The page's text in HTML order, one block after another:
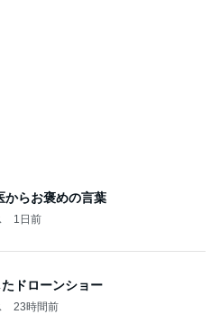
からお褒めの言葉
1日前
ドローンショー
23時間前